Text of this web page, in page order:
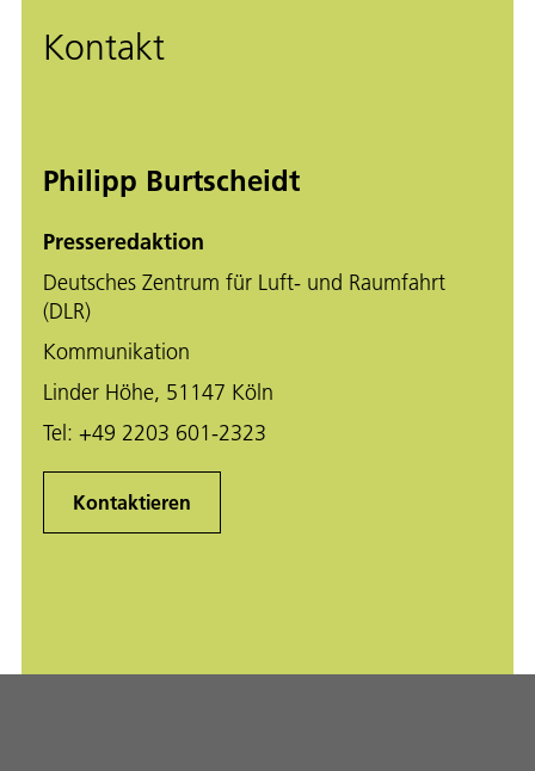
Kontakt
Philipp Burtscheidt
Presseredaktion
Deutsches Zentrum für Luft- und Raumfahrt
(DLR)
Kommunikation
Linder Höhe, 51147 Köln
Tel: +49 2203 601-2323
Kontaktieren